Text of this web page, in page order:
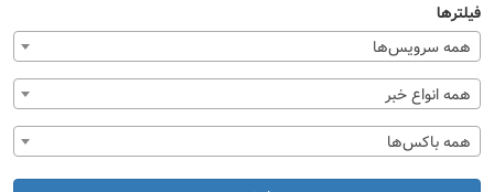
فیلترها
همه سرویس‌ها
همه انواع خبر
همه باکس‌ها